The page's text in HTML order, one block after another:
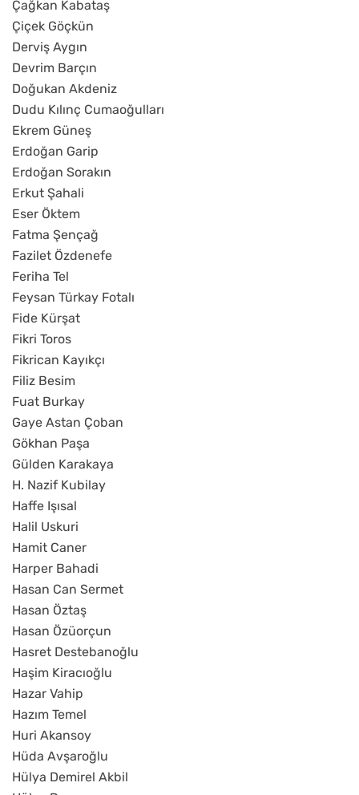
Çağkan Kabataş
Çiçek Göçkün
Derviş Aygın
Devrim Barçın
Doğukan Akdeniz
Dudu Kılınç Cumaoğulları
Ekrem Güneş
Erdoğan Garip
Erdoğan Sorakın
Erkut Şahali
Eser Öktem
Fatma Şençağ
Fazilet Özdenefe
Feriha Tel
Feysan Türkay Fotalı
Fide Kürşat
Fikri Toros
Fikrican Kayıkçı
Filiz Besim
Fuat Burkay
Gaye Astan Çoban
Gökhan Paşa
Gülden Karakaya
H. Nazif Kubilay
Haffe Işısal
Halil Uskuri
Hamit Caner
Harper Bahadi
Hasan Can Sermet
Hasan Öztaş
Hasan Özüorçun
Hasret Destebanoğlu
Haşim Kiracıoğlu
Hazar Vahip
Hazım Temel
Huri Akansoy
Hüda Avşaroğlu
Hülya Demirel Akbil